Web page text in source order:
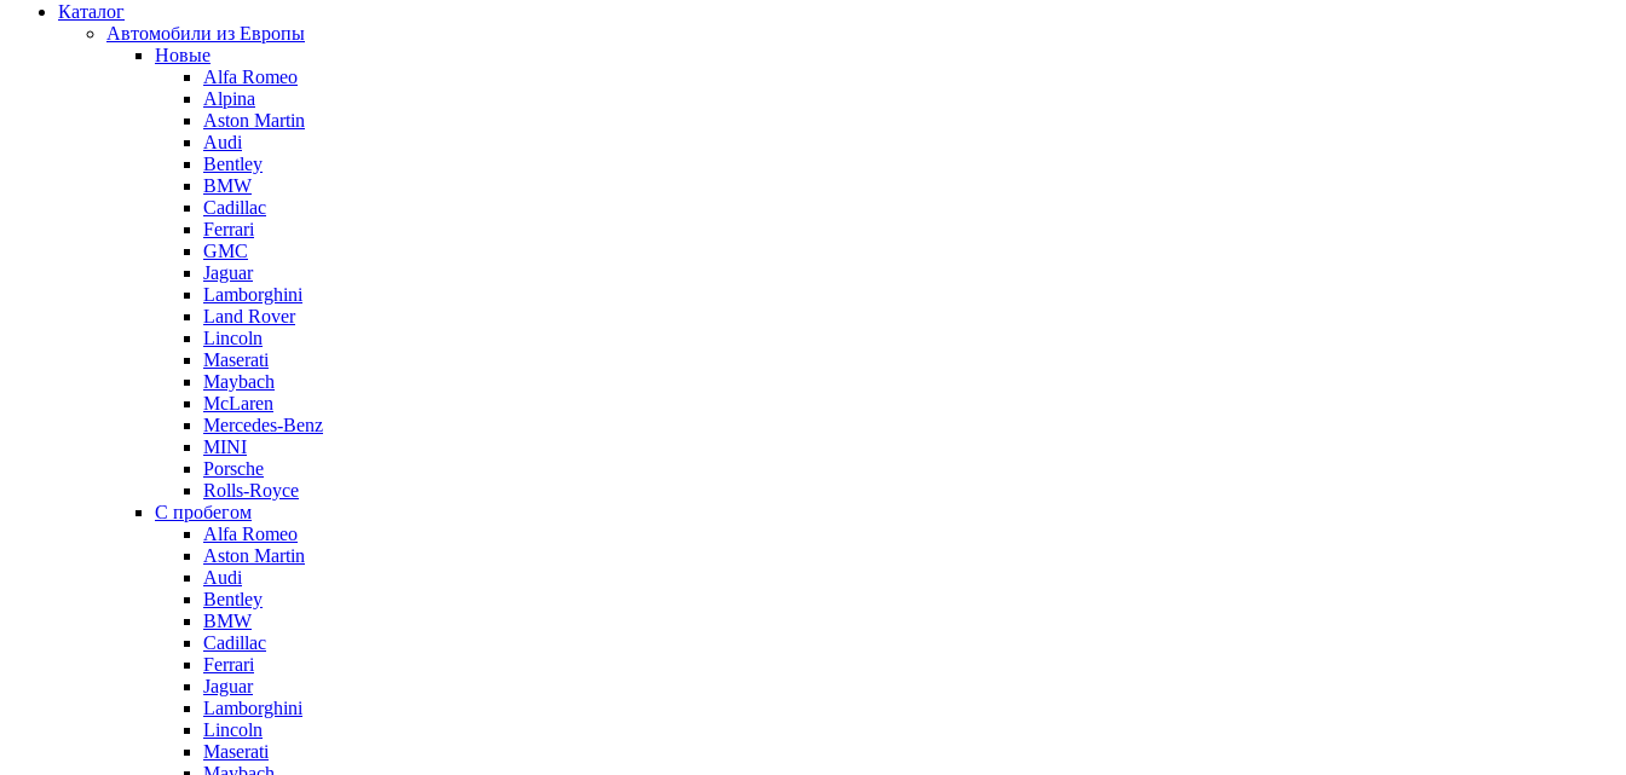
Каталог
Автомобили из Европы
Новые
Alfa Romeo
Alpina
Aston Martin
Audi
Bentley
BMW
Cadillac
Ferrari
GMC
Jaguar
Lamborghini
Land Rover
Lincoln
Maserati
Maybach
McLaren
Mercedes-Benz
MINI
Porsche
Rolls-Royce
С пробегом
Alfa Romeo
Aston Martin
Audi
Bentley
BMW
Cadillac
Ferrari
Jaguar
Lamborghini
Lincoln
Maserati